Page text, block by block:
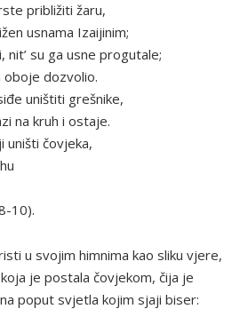
približiti žaru,
usnama Izaijinim;
nit’ su ga usne progutale;
oboje dozvolio.
uništiti grešnike,
na kruh i ostaje.
uništi čovjeka,
10).
u svojim himnima kao sliku vjere,
je postala čovjekom, čija je
poput svjetla kojim sjaji biser: